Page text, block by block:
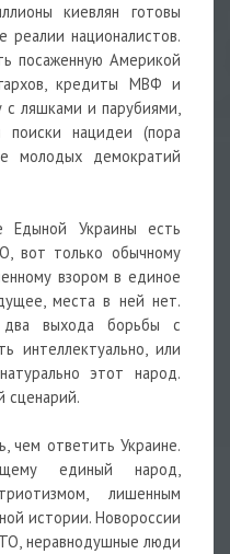
киевлян готовы
реалии националистов.
посаженную Америкой
кредиты МВФ и
с ляшками и парубиями,
нацидеи (пора
молодых демократий
Едыной Украины есть
вот только обычному
взором в единое
места в ней нет.
выхода борьбы с
интеллектуально, или
этот народ.
сценарий.
чем ответить Украине.
единый народ,
лишенным
истории. Новороссии
неравнодушные люди